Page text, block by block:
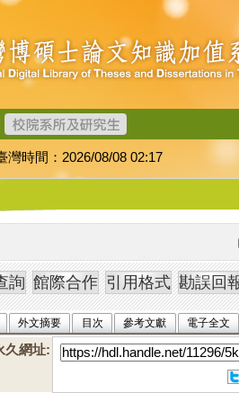
灣時間：2026/08/08 02:17
外文摘要 目次 參考文獻 電子全文
久網址: